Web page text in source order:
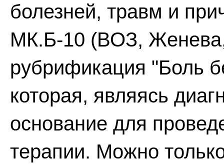
болезней, травм и
МК.Б-10 (ВОЗ,
рубрификация "Боль
которая, являясь
основание для
терапии. Можно